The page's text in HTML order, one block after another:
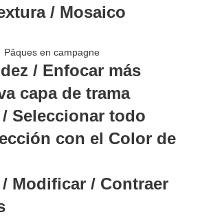
/ Mosaico
/ Enfocar más
capa de trama
Seleccionar todo
con el Color de
Modificar / Contraer